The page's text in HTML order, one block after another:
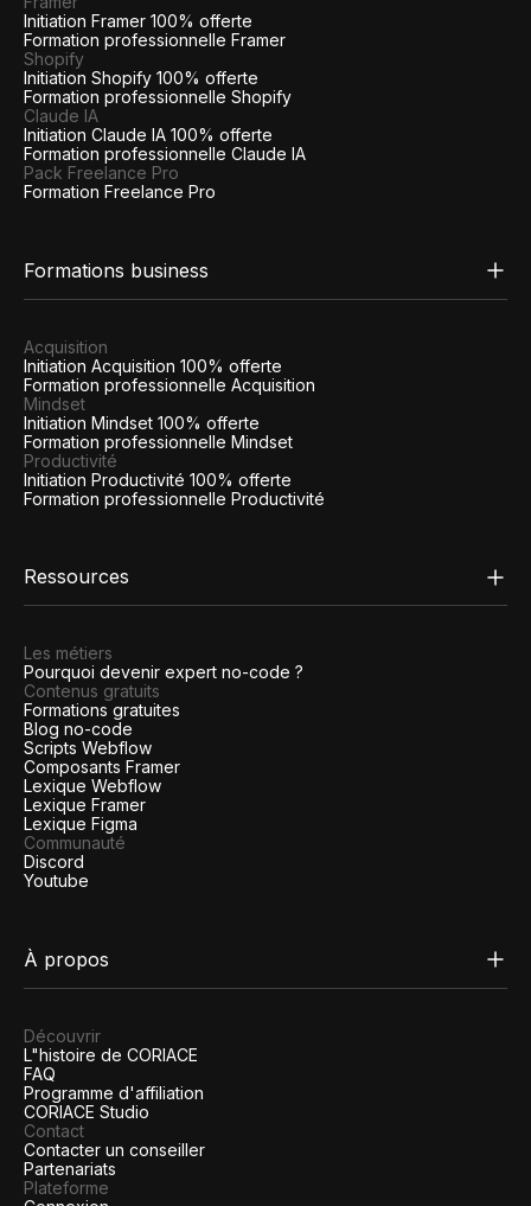
Initiation Framer 100% offerte
Formation professionnelle Framer
Shopify
Initiation Shopify 100% offerte
Formation professionnelle Shopify
Claude IA
Initiation Claude IA 100% offerte
Formation professionnelle Claude IA
Pack Freelance Pro
Formation Freelance Pro
Formations business
Acquisition
Initiation Acquisition 100% offerte
Formation professionnelle Acquisition
Mindset
Initiation Mindset 100% offerte
Formation professionnelle Mindset
Productivité
Initiation Productivité 100% offerte
Formation professionnelle Productivité
Ressources
Les métiers
Pourquoi devenir expert no-code ?
Contenus gratuits
Formations gratuites
Blog no-code
Scripts Webflow
Composants Framer
Lexique Webflow
Lexique Framer
Lexique Figma
Communauté
Discord
Youtube
À propos
Découvrir
L"histoire de CORIACE
FAQ
Programme d'affiliation
CORIACE Studio
Contact
Contacter un conseiller
Partenariats
Plateforme